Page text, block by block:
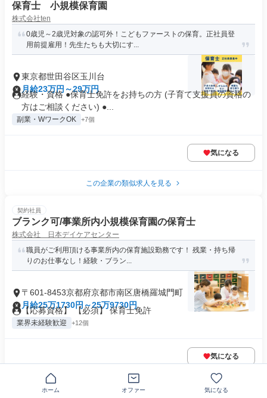
保育士 小規模保育園
株式会社ten
0歳児～2歳児対象の認可外！こどもファーストの保育。正社員登
用前提雇用！先生たちも大切にす...
東京都世田谷区玉川台
月給23万円～29万円
経験・資格 ●保育士免許をお持ちの方 (子育て支援員の資格の
方はご相談ください) ●...
副業・WワークOK +7個
気になる
この企業の類似求人を見る
契約社員
ブランク可/事業所内小規模保育園の保育士
株式会社 日本デイケアセンター
職員がご利用頂ける事業所内の保育施設勤務です！ 残業・持ち帰
りのお仕事なし！経験・ブラン...
〒601-8453京都府京都市南区唐橋羅城門町
月給25万1730円～25万9730円
【応募資格】 【必須】 保育士免許
業界未経験歓迎 +12個
気になる
ホーム オファー 気になる